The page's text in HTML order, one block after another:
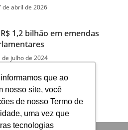
que ao
nosso site, você
de nosso Termo de
uma vez que
tecnologias
de abril de 2026
1,2 bilhão em emendas
de julho de 2024